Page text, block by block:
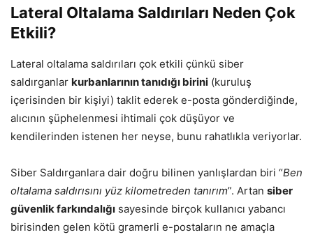
Lateral Oltalama Saldırıları Neden Çok
Etkili?
Lateral oltalama saldırıları çok etkili çünkü siber
saldırganlar kurbanlarının tanıdığı birini (kuruluş
içerisinden bir kişiyi) taklit ederek e-posta gönderdiğinde,
alıcının şüphelenmesi ihtimali çok düşüyor ve
kendilerinden istenen her neyse, bunu rahatlıkla veriyorlar.
Siber Saldırganlara dair doğru bilinen yanlışlardan biri “Ben
oltalama saldırısını yüz kilometreden tanırım”. Artan siber
güvenlik farkındalığı sayesinde birçok kullanıcı yabancı
birisinden gelen kötü gramerli e-postaların ne amaçla